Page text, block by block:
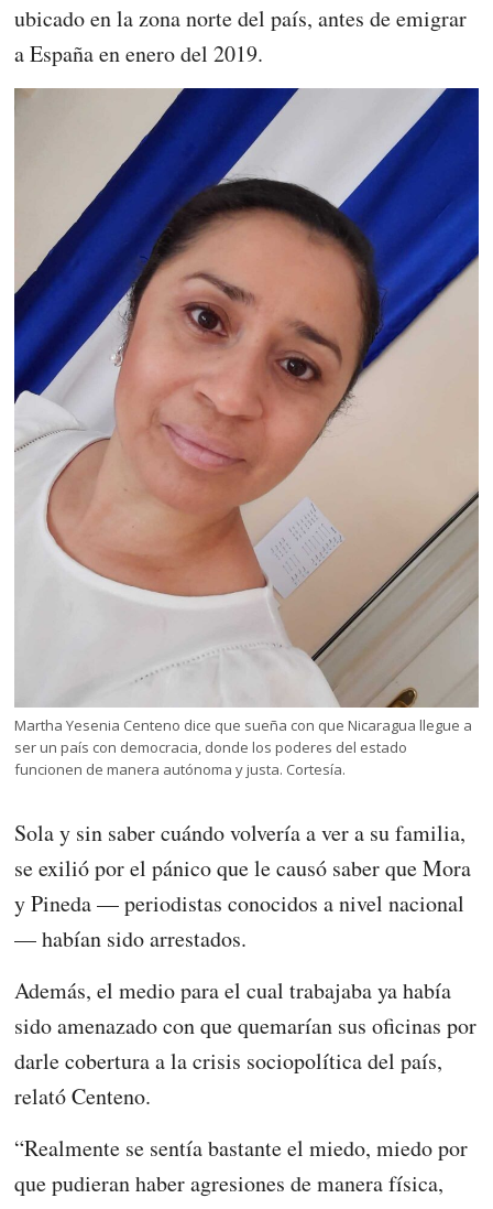
ubicado en la zona norte del país, antes de emigrar
a España en enero del 2019.
Martha Yesenia Centeno dice que sueña con que Nicaragua llegue a
ser un país con democracia, donde los poderes del estado
funcionen de manera autónoma y justa. Cortesía.
Sola y sin saber cuándo volvería a ver a su familia,
se exilió por el pánico que le causó saber que Mora
y Pineda — periodistas conocidos a nivel nacional
— habían sido arrestados.
Además, el medio para el cual trabajaba ya había
sido amenazado con que quemarían sus oficinas por
darle cobertura a la crisis sociopolítica del país,
relató Centeno.
“Realmente se sentía bastante el miedo, miedo por
que pudieran haber agresiones de manera física,